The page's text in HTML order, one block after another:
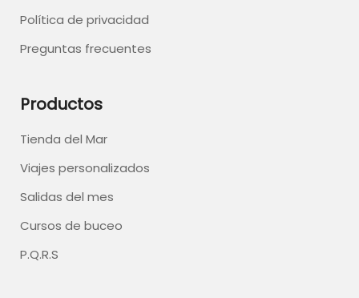
Política de privacidad
Preguntas frecuentes
Productos
Tienda del Mar
Viajes personalizados
Salidas del mes
Cursos de buceo
P.Q.R.S